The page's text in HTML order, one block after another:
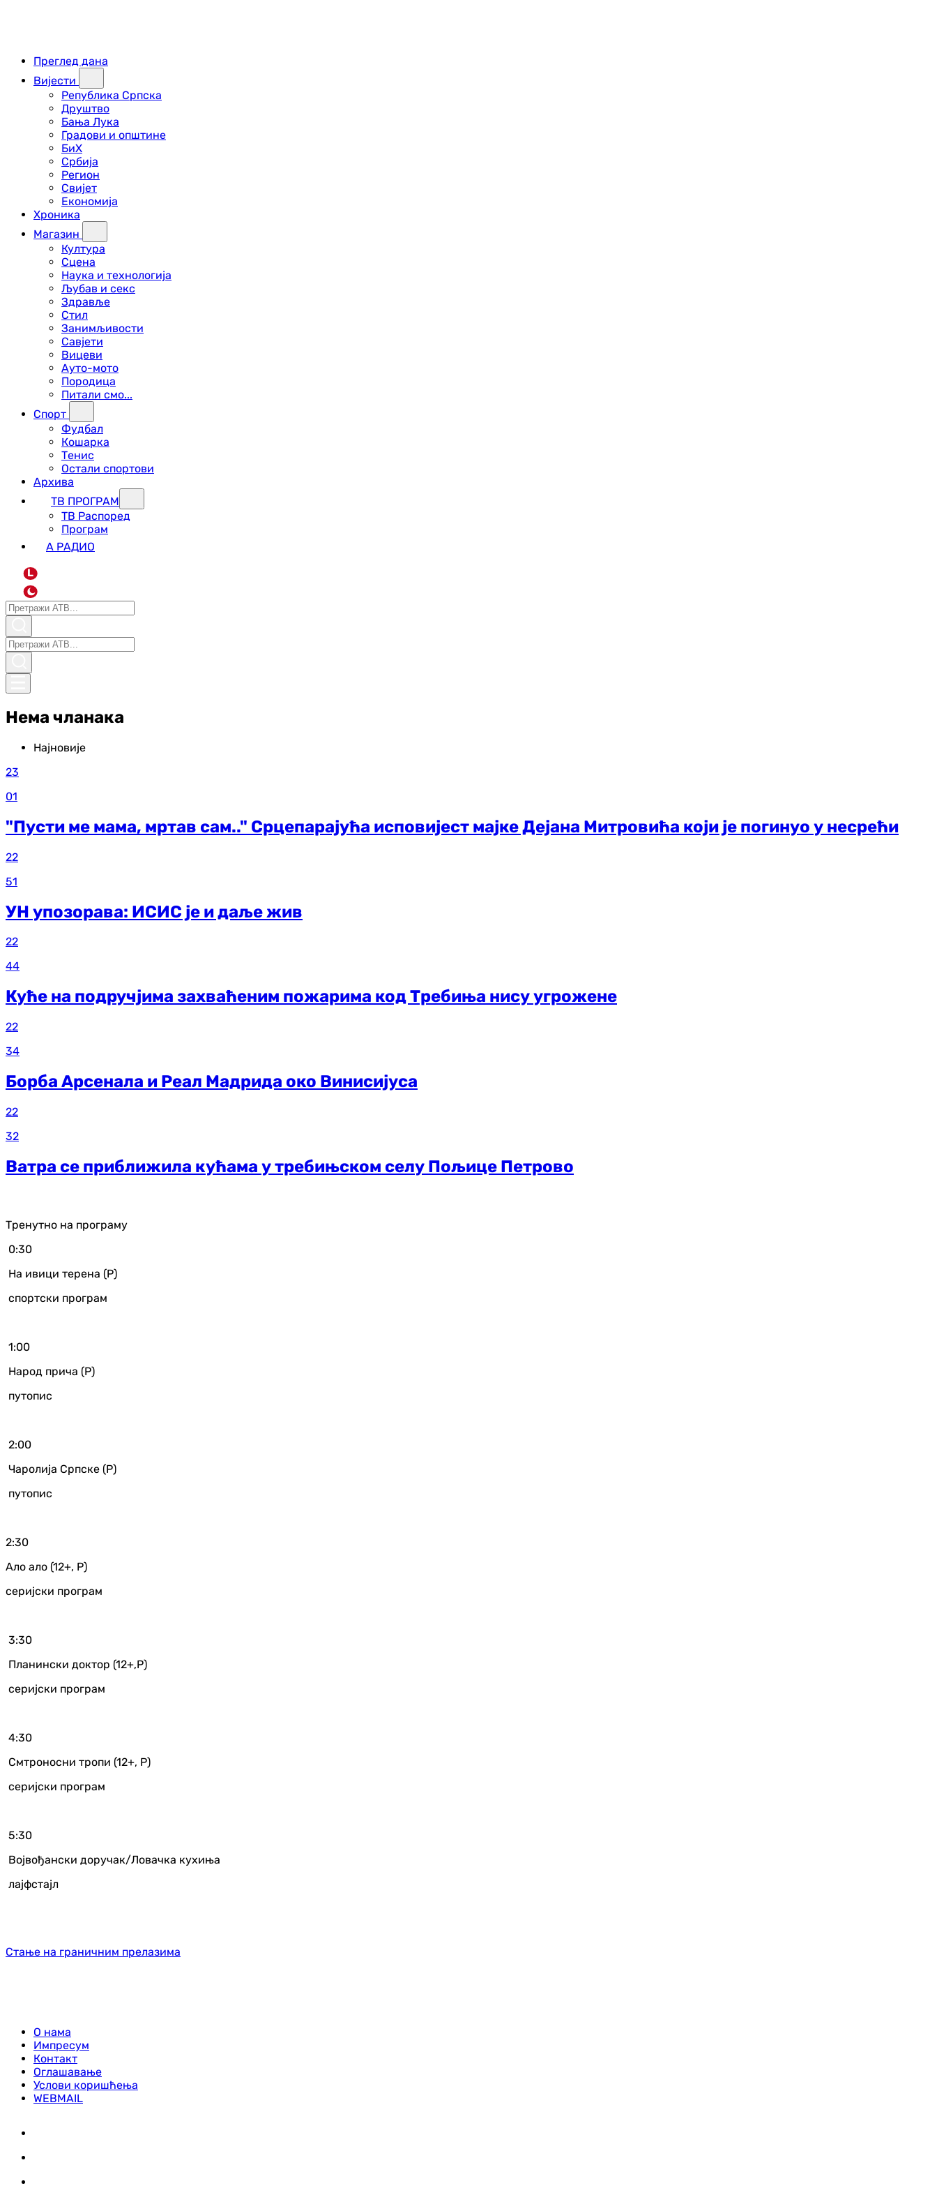
Преглед дана
Вијести
Република Српска
Друштво
Бања Лука
Градови и општине
БиХ
Србија
Регион
Свијет
Економија
Хроника
Магазин
Култура
Сцена
Наука и технологија
Љубав и секс
Здравље
Стил
Занимљивости
Савјети
Вицеви
Ауто-мото
Породица
Питали смо...
Спорт
Фудбал
Кошарка
Тенис
Остали спортови
Архива
ТВ ПРОГРАМ
ТВ Распоред
Програм
А РАДИО
L
Нема чланака
Најновије
23
01
"Пусти ме мама, мртав сам.." Срцепарајућа исповијест мајке Дејана Митровића који је погинуо у несрећи
22
51
УН упозорава: ИСИС је и даље жив
22
44
Куће на подручјима захваћеним пожарима код Требиња нису угрожене
22
34
Борба Арсенала и Реал Мадрида око Винисијуса
22
32
Ватра се приближила кућама у требињском селу Пољице Петрово
Тренутно на програму
0:30
На ивици терена (Р)
спортски програм
1:00
Народ прича (Р)
путопис
2:00
Чаролија Српске (Р)
путопис
2:30
Ало ало (12+, Р)
серијски програм
3:30
Планински доктор (12+,Р)
серијски програм
4:30
Смтроносни тропи (12+, Р)
серијски програм
5:30
Војвођански доручак/Ловачка кухиња
лајфстајл
Стање на граничним прелазима
О нама
Импресум
Контакт
Оглашавање
Услови коришћења
WEBMAIL